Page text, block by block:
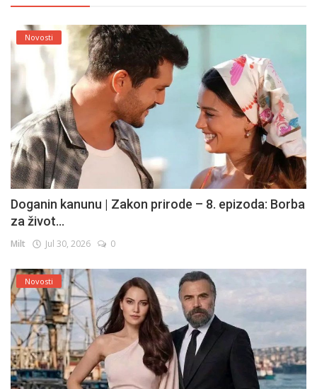
Novosti
Doganin kanunu | Zakon prirode – 8. epizoda: Borba
za život...
Milt Jul 30, 2026 0
Novosti